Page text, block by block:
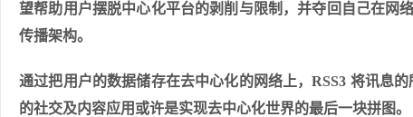
望帮助用户摆脱中心化平台的剥削与限制，并夺回自己在网
传播架构。
通过把用户的数据储存在去中心化的网络上，RSS3 将讯息
的社交及内容应用或许是实现去中心化世界的最后一块拼图。